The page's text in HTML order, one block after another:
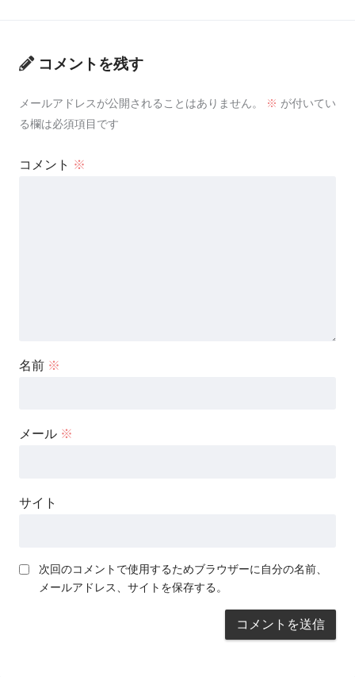
コメントを残す
メールアドレスが公開されることはありません。 ※ が付いてい
る欄は必須項目です
コメント ※
名前 ※
メール ※
サイト
次回のコメントで使用するためブラウザーに自分の名前、
メールアドレス、サイトを保存する。